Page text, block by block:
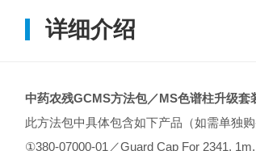
详细介绍
中药农残GCMS方法包／MS色谱柱升级套
此方法包中具体包含如下产品（如需单独
①380-07000-01 ／Guard Cap For 2341,